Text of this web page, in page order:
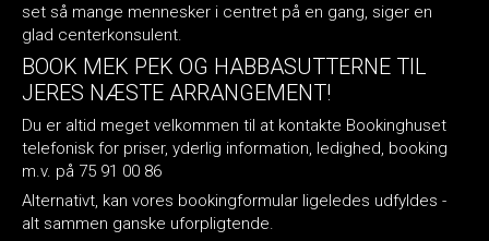
set så mange mennesker i centret på en gang, siger en
glad centerkonsulent.
BOOK MEK PEK OG HABBASUTTERNE TIL
JERES NÆSTE ARRANGEMENT!
Du er altid meget velkommen til at kontakte Bookinghuset
telefonisk for priser, yderlig information, ledighed, booking
m.v. på 75 91 00 86
Alternativt, kan vores bookingformular ligeledes udfyldes -
alt sammen ganske uforpligtende.